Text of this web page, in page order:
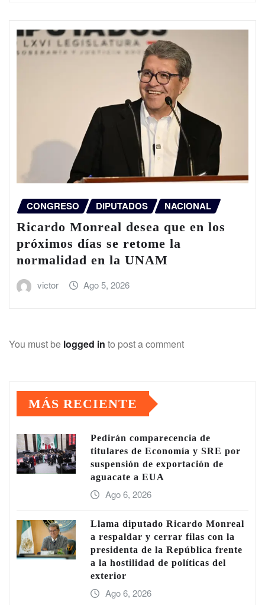
CONGRESO DIPUTADOS NACIONAL
Ricardo Monreal desea que en los
próximos días se retome la
normalidad en la UNAM
victor Ago 5, 2026
You must be logged in to post a comment
MÁS RECIENTE
Pedirán comparecencia de
titulares de Economía y SRE por
suspensión de exportación de
aguacate a EUA
Ago 6, 2026
Llama diputado Ricardo Monreal
a respaldar y cerrar filas con la
presidenta de la República frente
a la hostilidad de políticas del
exterior
Ago 6, 2026